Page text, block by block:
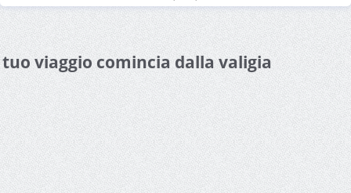
viaggio comincia dalla valigia